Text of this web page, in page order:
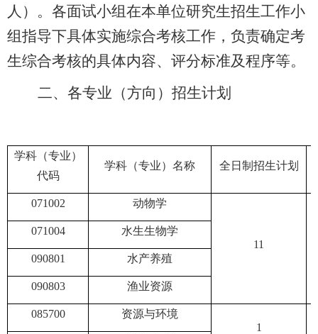
人）。各面试小组在本单位研究生招生工作小
组指导下具体实施综合考核工作，负责确定考
生综合考核的具体内容、评分标准及程序等。
二、 各专业（方向）招生计划
学科（专业）
代码
学科（专业）名称 全日制 招生计划
071002 动物学
11
071004 水生生物学
090801 水产养殖
090803 渔业资源
085700
资源与环境
1